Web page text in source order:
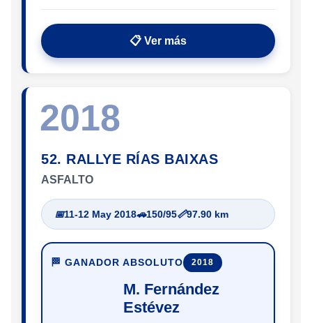
📋 Ver más
2018
52. RALLYE RÍAS BAIXAS
ASFALTO
📅11-12 May 2018🚗150/95📏97.90 km
🏁 GANADOR ABSOLUTO 2018
M. Fernández
Estévez